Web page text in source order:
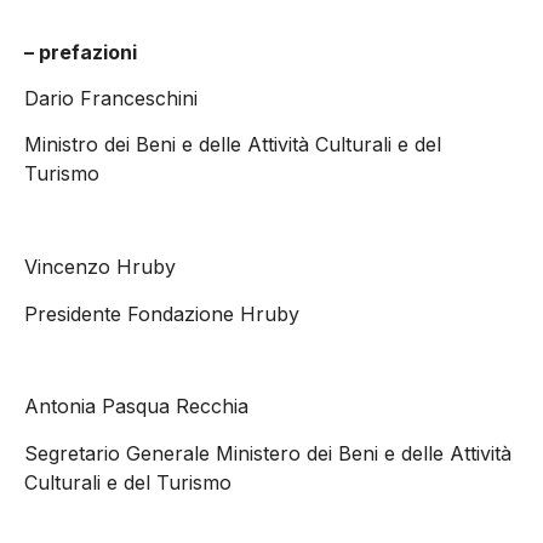
– prefazioni
Dario Franceschini
Ministro dei Beni e delle Attività Culturali e del
Turismo
Vincenzo Hruby
Presidente Fondazione Hruby
Antonia Pasqua Recchia
Segretario Generale Ministero dei Beni e delle Attività
Culturali e del Turismo